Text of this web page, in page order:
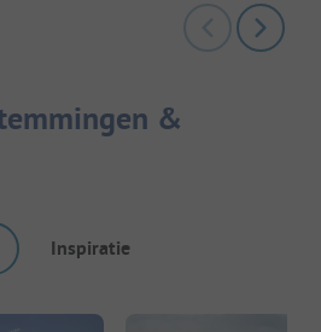
&
Inspiratie